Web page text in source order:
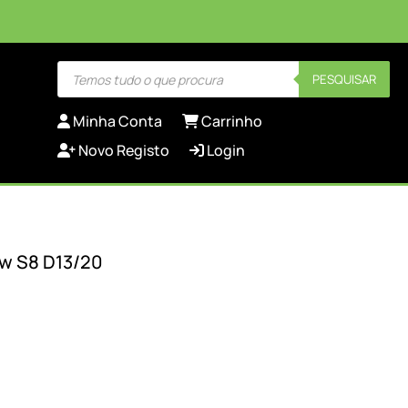
Products
search PESQUISAR
Minha Conta
Carrinho
Novo Registo
Login
S8 D13/20